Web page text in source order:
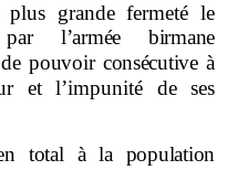
grande fermeté le
par l’armée birmane
pouvoir consécutive à
et l’impunité de ses
total à la population